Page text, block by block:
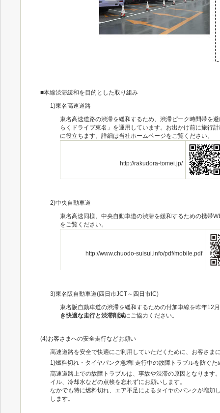
■本線渋滞緩和を目的とした取り組み
1)東名高速道路
東名高速道路の渋滞を緩和するため、渋滞ピーク時間帯を
らくドライブ東名」を運用しています。お出かけ前に旅行
に役立ちます。詳細は当社ホームページをご覧ください。
http://rakudora-tomei.jp/
2)中央自動車道
東名高速同様、中央自動車道の渋滞を緩和するための携帯
をご覧ください。
http://www.chuodo-suisui.info/pdf/mobile.pdf
3)東名阪自動車道(四日市JCT～四日市IC)
東名阪自動車道の渋滞を緩和するための付加車線を昨年12
き快適な走行と渋滞削減にご協力ください。
(4)お客さまへの安全走行などお願い
高速道路を安全で快適にご利用していただくために、お客さま
1)燃料切れ・タイヤパンク急増! 走行中の故障トラブルを防ぐ
高速道路上での故障トラブルは、事故や渋滞の原因となりま
イル、冷却水などの点検を忘れずにお願いします。
なかでも特に燃料切れ、エア不足によるタイヤのパンクが増
します。